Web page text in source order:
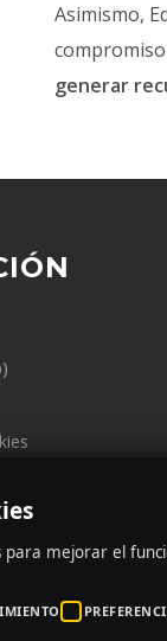
Asimismo,
generar
para mejorar el